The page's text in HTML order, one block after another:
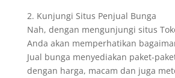
2. Kunjungi Situs Penjual Bunga
Nah, dengan mengunjungi situs
Anda akan memperhatikan
Jual bunga menyediakan paket-
dengan harga, macam dan juga